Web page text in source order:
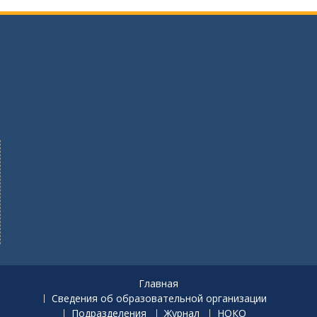
Главная
Сведения об образовательной организации
Подразделения
Журнал НОКО